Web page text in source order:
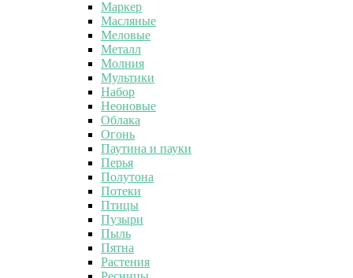
Маркер
Масляные
Меловые
Металл
Молния
Мультики
Набор
Неоновые
Облака
Огонь
Паутина и пауки
Перья
Полутона
Потеки
Птицы
Пузыри
Пыль
Пятна
Растения